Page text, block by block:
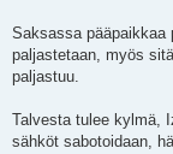
Saksassa pääpaikkaa
paljastetaan, myös
paljastuu.
Talvesta tulee kylmä,
sähköt sabotoidaan,